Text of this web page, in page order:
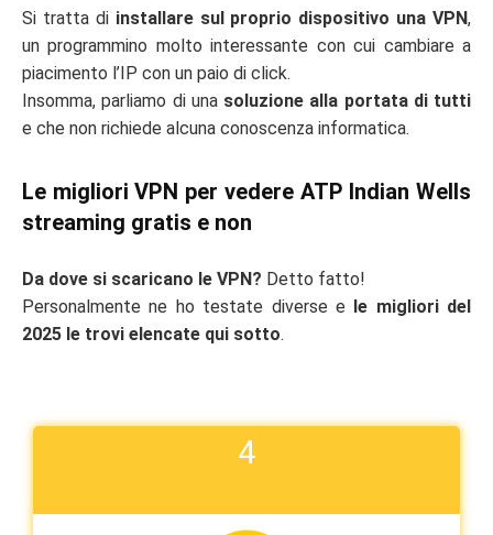
Si tratta diinstallare sul proprio dispositivo una VPN,
un programmino molto interessante con cui cambiare a
piacimento l’IP con un paio di click.
Insomma, parliamo di una soluzione alla portata di tutti
e che non richiede alcuna conoscenza informatica.
Le migliori VPN per vedere ATP Indian Wells
streaming gratis e non
Da dove si scaricano le VPN? Detto fatto!
Personalmente ne ho testate diverse e
le migliori del
2025 le trovi elencate qui sotto.
4